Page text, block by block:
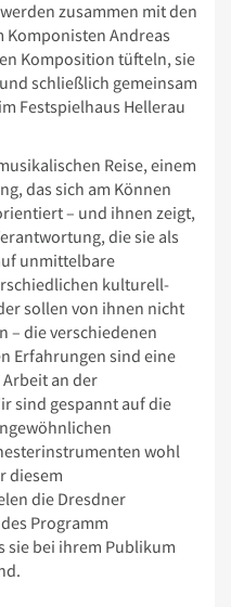
zusammen mit den
Andreas
Komposition tüfteln, sie
schließlich gemeinsam
Festspielhaus Hellerau
Reise, einem
das sich am Können
– und ihnen zeigt,
die sie als
unmittelbare
kulturell-
sollen von ihnen nicht
– die verschiedenen
Erfahrungen sind eine
an der
sind gespannt auf die
wohl
diesem
die Dresdner
Programm
sie bei ihrem Publikum